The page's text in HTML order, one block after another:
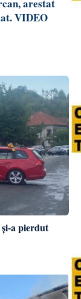
arestat
VIDEO
a pierdut